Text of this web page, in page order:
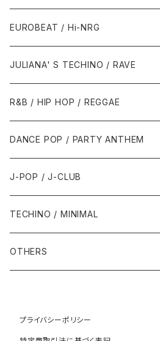
1987年・以前
1988年
1990年代
1990年
1991年
1995年
1996年
2000年代
2000年
2001年
2005年
2010年代
2010年
2011年
1990年代
1994年・以前
1995年
1999年
2000年代
2000年
2001年
2005年
EUROBEAT / Hi-NRG
1980年代
1986年・以前
1987年
1990年代
1990年
1991年
2000年代
JULIANA' S TECHINO / RAVE
1990年代
1990年
1991年
2000年代
2000年
2001年
R&B / HIP HOP / REGGAE
1980年代
1985年・以前
1986年
1990年代
1990年
1991年
1993年
2000年代
2000年
2002年
DANCE POP / PARTY ANTHEM
1980年代
1988年・以前
1989年
1990年代
1990年
1992年
2000年代
2001年
J-POP / J-CLUB
1980年代
1990年代
1991年
2000年
TECHINO / MINIMAL
OTHERS
1985年・以前
1990年代
プライバシーポリシー